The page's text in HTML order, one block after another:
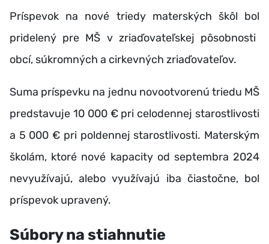
Príspevok na nové triedy materských škôl bol
pridelený pre MŠ v zriaďovateľskej pôsobnosti
obcí, súkromných a cirkevných zriaďovateľov.
Suma príspevku na jednu novootvorenú triedu MŠ
predstavuje 10 000 € pri celodennej starostlivosti
a 5 000 € pri poldennej starostlivosti. Materským
školám, ktoré nové kapacity od septembra 2024
nevyužívajú, alebo využívajú iba čiastočne, bol
príspevok upravený.
Súbory na stiahnutie